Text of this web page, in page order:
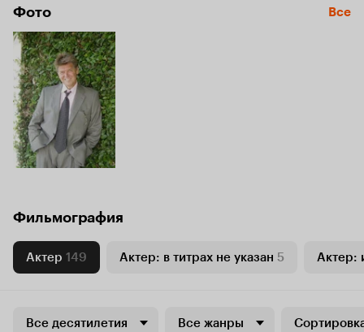
Фото Все
Фильмография
Актер 149 Актер: в титрах не указан 5 Актер:
Все десятилетия Все жанры